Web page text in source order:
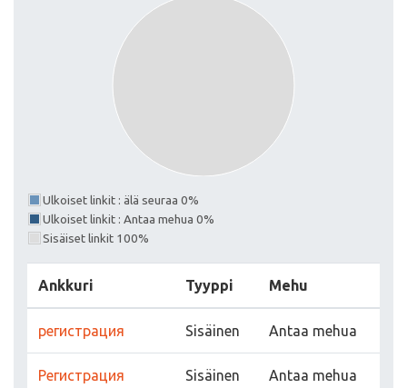
Ulkoiset linkit : älä seuraa 0%
Ulkoiset linkit : Antaa mehua 0%
Sisäiset linkit 100%
Ankkuri Tyyppi Mehu
регистрация Sisäinen Antaa mehua
Регистрация Sisäinen Antaa mehua